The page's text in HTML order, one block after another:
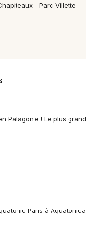
- Parc Villette
Patagonie ! Le plus grand
Paris à Aquatonica